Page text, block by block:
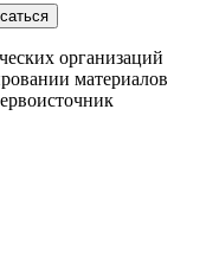
организаций
материалов